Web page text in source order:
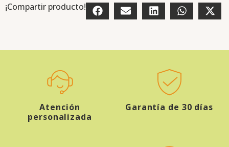
¡Compartir producto!
Atención
personalizada
Garantía de 30 días